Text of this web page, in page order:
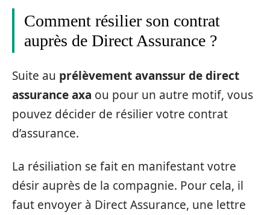
Comment résilier son contrat
auprès de Direct Assurance ?
Suite au prélèvement avanssur de direct
assurance axa ou pour un autre motif, vous
pouvez décider de résilier votre contrat
d’assurance.
La résiliation se fait en manifestant votre
désir auprès de la compagnie. Pour cela, il
faut envoyer à Direct Assurance, une lettre